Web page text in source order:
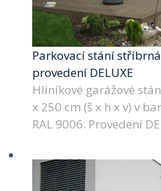
Parkovací stání
provedení DELUXE
Hliníkové garážové
x 250 cm (š x h x v) v
RAL 9006. Provedení